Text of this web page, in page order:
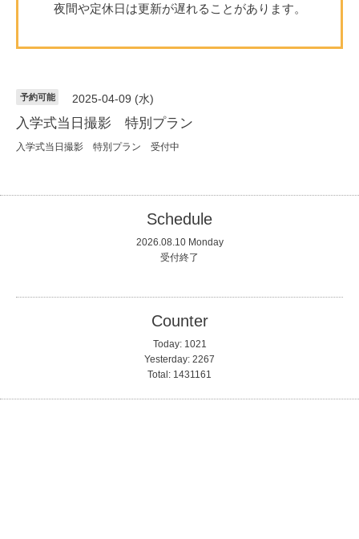
夜間や定休日は更新が遅れることがあります。
予約可能 2025-04-09 (水)
入学式当日撮影 特別プラン
入学式当日撮影 特別プラン 受付中
Schedule
2026.08.10 Monday
受付終了
Counter
Today: 1021
Yesterday: 2267
Total: 1431161